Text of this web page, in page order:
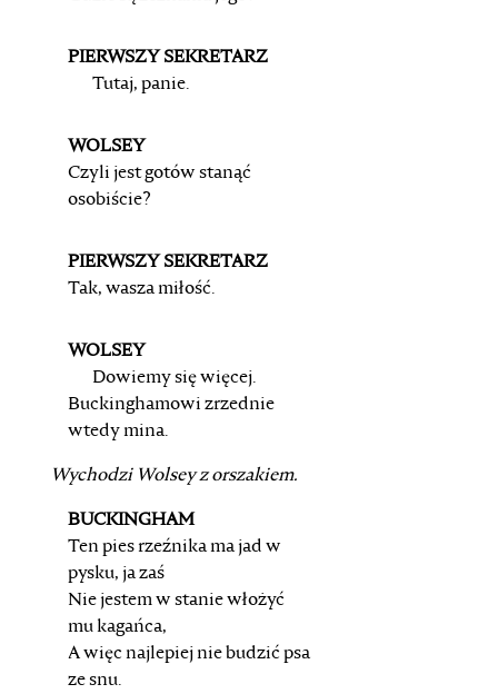
PIERWSZY SEKRETARZ
Tutaj, panie.
WOLSEY
Czyli jest gotów stanąć
osobiście?
PIERWSZY SEKRETARZ
Tak, wasza miłość.
WOLSEY
Dowiemy się więcej.
Buckinghamowi zrzednie
wtedy mina.
Wychodzi Wolseyz orszakiem.
BUCKINGHAM
Ten pies rzeźnika ma jad w
pysku, ja zaś
Nie jestem w stanie włożyć
mu kagańca,
A więc najlepiej nie budzić psa
ze snu.